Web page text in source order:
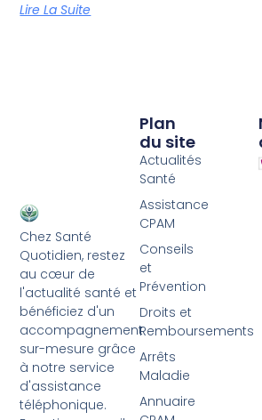
Lire La Suite
Chez Santé
Quotidien, restez
au cœur de
l'actualité santé et
bénéficiez d'un
accompagnement
sur-mesure grâce
à notre service
d'assistance
téléphonique.
Plan
du site
Actualités
Santé
Assistance
CPAM
Conseils
et
Prévention
Droits et
Remboursements
Arrêts
Maladie
Annuaire